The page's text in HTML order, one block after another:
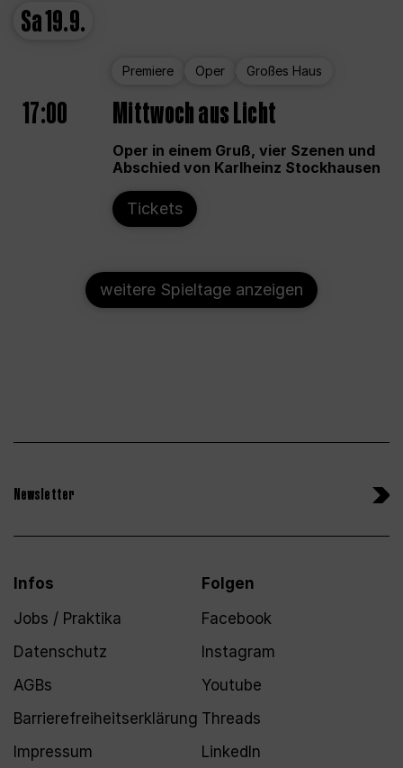
Sa19.9.
Premiere Oper Großes Haus
17:00 Mittwoch aus Licht
Oper in einem Gruß, vier Szenen und
Abschied von Karlheinz Stockhausen
Tickets
weitere Spieltage anzeigen
Newsletter
Infos
Jobs / Praktika
Datenschutz
AGBs
Barrierefreiheitserklärung
Impressum
Folgen
Facebook
Instagram
Youtube
Threads
LinkedIn